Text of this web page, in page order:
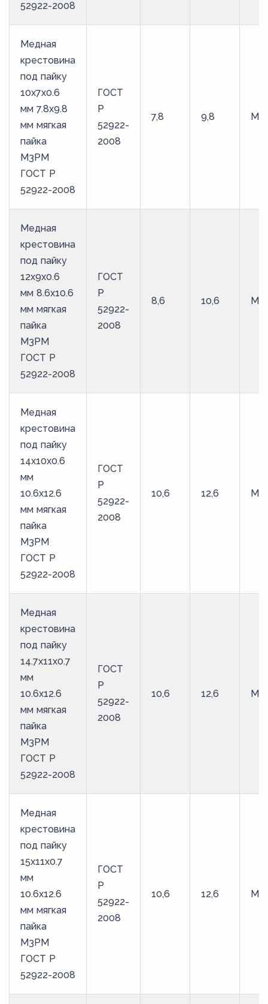
52922-2008
Медная
крестовина
под пайку
10х7х0.6
мм 7.8х9.8
мм мягкая
пайка
М3РМ
ГОСТ Р
52922-2008
ГОСТ
Р
52922-
2008
7,8 9,8
Медная
крестовина
под пайку
12х9х0.6
мм 8.6х10.6
мм мягкая
пайка
М3РМ
ГОСТ Р
52922-2008
ГОСТ
Р
52922-
2008
8,6 10,6
Медная
крестовина
под пайку
14х10х0.6
мм
10.6х12.6
мм мягкая
пайка
М3РМ
ГОСТ Р
52922-2008
ГОСТ
Р
52922-
2008
10,6 12,6
Медная
крестовина
под пайку
14.7х11х0.7
мм
10.6х12.6
мм мягкая
пайка
М3РМ
ГОСТ Р
52922-2008
ГОСТ
Р
52922-
2008
10,6 12,6
Медная
крестовина
под пайку
15х11х0.7
мм
10.6х12.6
мм мягкая
пайка
М3РМ
ГОСТ Р
52922-2008
ГОСТ
Р
52922-
2008
10,6 12,6